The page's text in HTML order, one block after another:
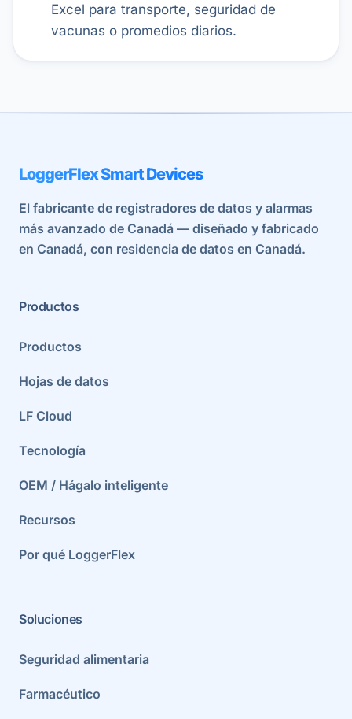
Excel para transporte, seguridad de
vacunas o promedios diarios.
LoggerFlex Smart Devices
El fabricante de registradores de datos y alarmas
más avanzado de Canadá — diseñado y fabricado
en Canadá, con residencia de datos en Canadá.
Productos
Productos
Hojas de datos
LF Cloud
Tecnología
OEM / Hágalo inteligente
Recursos
Por qué LoggerFlex
Soluciones
Seguridad alimentaria
Farmacéutico